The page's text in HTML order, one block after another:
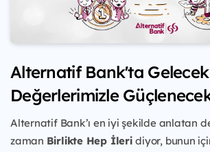
Alternatif Bank'ta Gelecek
Değerlerimizle
Alternatif Bank’ı en iyi şekilde anlatan
zaman Birlikte Hep İleridiyor, bunun